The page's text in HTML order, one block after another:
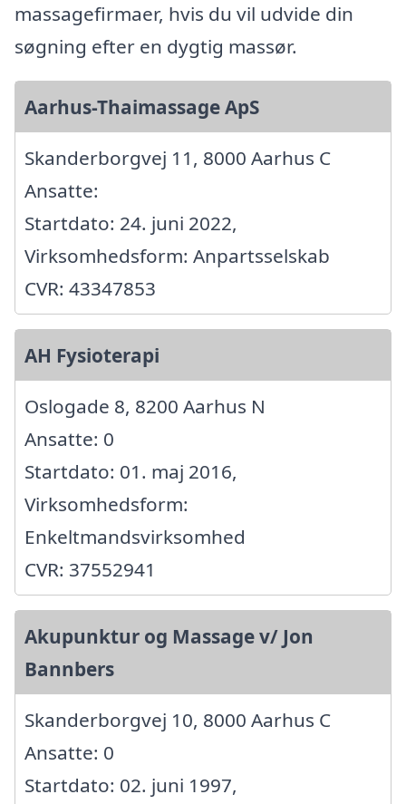
massagefirmaer, hvis du vil udvide din
søgning efter en dygtig massør.
Aarhus-Thaimassage ApS
Skanderborgvej 11, 8000 Aarhus C
Ansatte:
Startdato: 24. juni 2022,
Virksomhedsform: Anpartsselskab
CVR: 43347853
AH Fysioterapi
Oslogade 8, 8200 Aarhus N
Ansatte: 0
Startdato: 01. maj 2016,
Virksomhedsform:
Enkeltmandsvirksomhed
CVR: 37552941
Akupunktur og Massage v/ Jon
Bannbers
Skanderborgvej 10, 8000 Aarhus C
Ansatte: 0
Startdato: 02. juni 1997,